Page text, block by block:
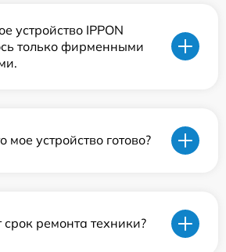
устройство IPPON
только фирменными
мое устройство готово?
срок ремонта техники?